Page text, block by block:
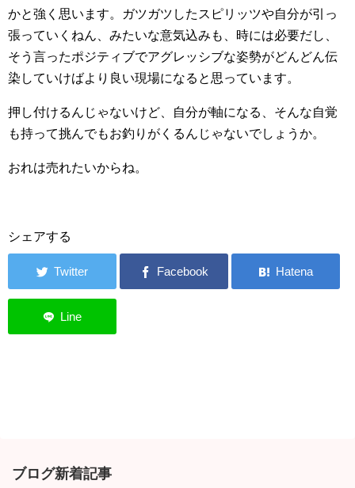
かと強く思います。ガツガツしたスピリッツや自分が引っ
張っていくねん、みたいな意気込みも、時には必要だし、
そう言ったポジティブでアグレッシブな姿勢がどんどん伝
染していけばより良い現場になると思っています。
押し付けるんじゃないけど、自分が軸になる、そんな自覚
も持って挑んでもお釣りがくるんじゃないでしょうか。
おれは売れたいからね。
シェアする
ブログ新着記事